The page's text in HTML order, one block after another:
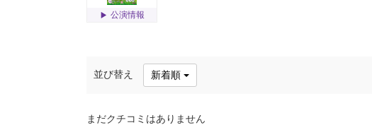
公演情報
並び替え 新着順
まだクチコミはありません